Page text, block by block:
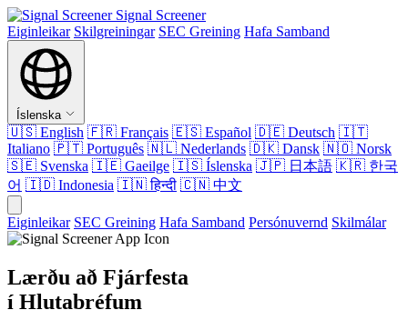
Signal Screener
Eiginleikar Skilgreiningar SEC Greining Hafa Samband
Íslenska
🇺🇸 English 🇫🇷 Français 🇪🇸 Español 🇩🇪 Deutsch 🇮🇹
Italiano 🇵🇹 Português 🇳🇱 Nederlands 🇩🇰 Dansk 🇳🇴 Norsk
🇸🇪 Svenska 🇮🇪 Gaeilge 🇮🇸 Íslenska 🇯🇵 日本語 🇰🇷 한국
어 🇮🇩 Indonesia 🇮🇳हिन्दी 🇨🇳 中文
Eiginleikar SEC Greining Hafa Samband Persónuvernd Skilmálar
Lærðu að Fjárfesta
í Hlutabréfum